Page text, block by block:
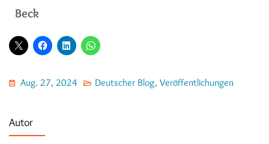
Beck
Aug. 27, 2024 Deutscher Blog, Veröffentlichungen
Autor